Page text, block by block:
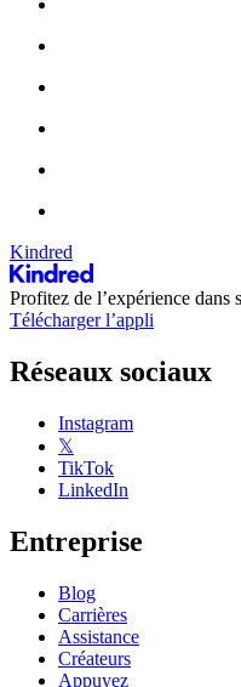
Kindred
Profitez de l’expérience dans
Télécharger l’appli
Réseaux sociaux
Instagram
𝕏
TikTok
LinkedIn
Entreprise
Blog
Carrières
Assistance
Créateurs
Appuyez